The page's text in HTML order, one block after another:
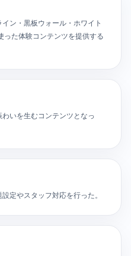
ン・黒板ウォール・ホワイト
った体験コンテンツを提供する
いを生むコンテンツとなっ
定やスタッフ対応を行った。